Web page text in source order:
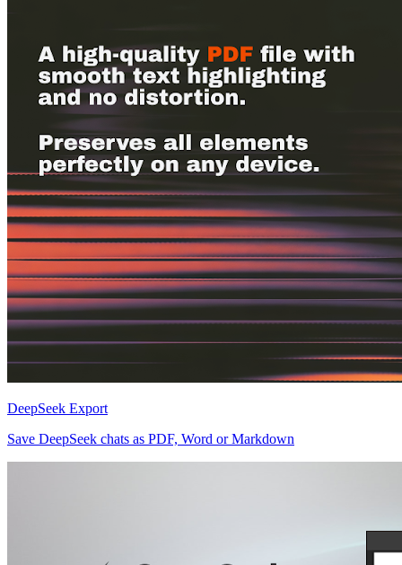
DeepSeek Export
Save DeepSeek chats as PDF, Word or Markdown